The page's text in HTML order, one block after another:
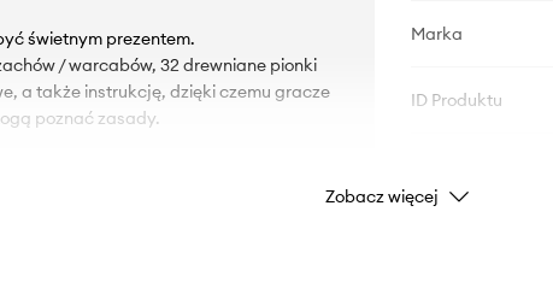
świetnym prezentem.
/ warcabów, 32 drewniane pionki
a także instrukcję, dzięki czemu gracze
poznać zasady.
Marka
ID Produktu
Zobacz więcej